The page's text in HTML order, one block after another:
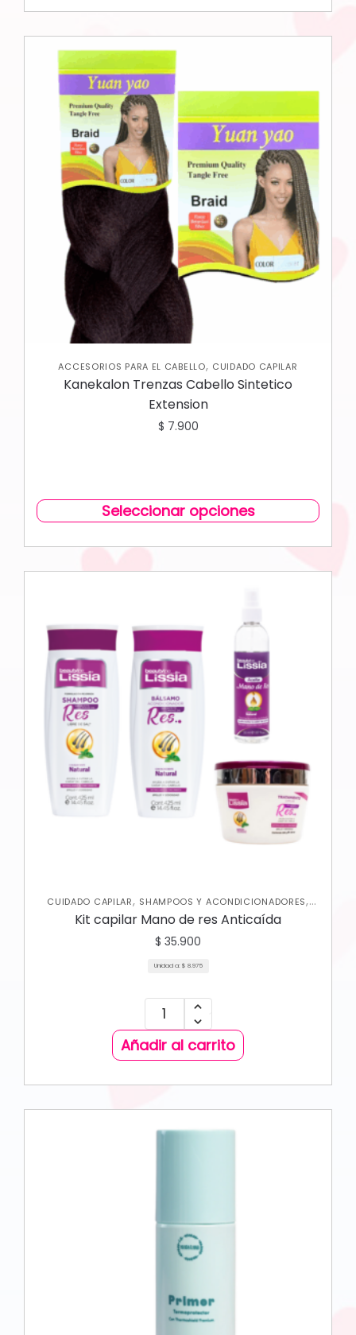
ACCESORIOS PARA EL CABELLO, CUIDADO CAPILAR
Kanekalon Trenzas Cabello Sintetico
Extension
$ 7.900
Seleccionar opciones
CUIDADO CAPILAR, SHAMPOOS Y ACONDICIONADORES,
TRATAMIENTOS CAPILARES
Kit capilar Mano de res Anticaída
$ 35.900
Unidad a: $ 8.975
Añadir al carrito